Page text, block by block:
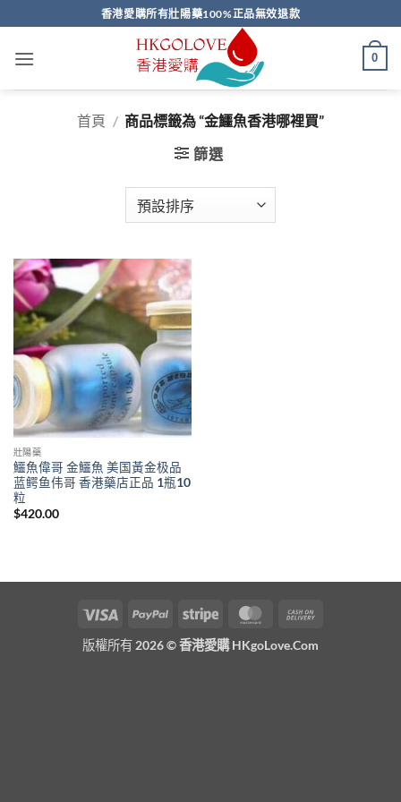
to
content
香港愛購所有壯陽藥100%正品無效退款
0
首頁 / 商品標籤為 “金鱷魚香港哪裡買”
篩選
壯陽藥
鱷魚偉哥 金鱷魚 美国黃金极品
蓝鳄鱼伟哥 香港藥店正品 1瓶10
粒
$420.00
Visa PayPal Stripe MasterCard
版權所有 2026 ©香港愛購 HKgoLove.Com